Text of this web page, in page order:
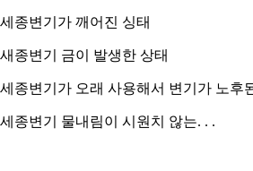
종변기가 깨어진 싱태
종변기 금이 발생한 상태
종변기가 오래 사용해서 변기가 노후
종변기 물내림이 시원치 않는. . .